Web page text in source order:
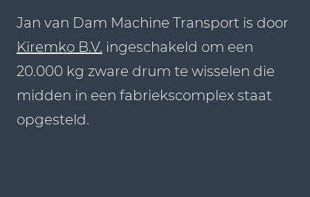
Jan van Dam Machine Transport is door
Kiremko B.V. ingeschakeld om een
20.000 kg zware drum te wisselen die
midden in een fabriekscomplex staat
opgesteld.